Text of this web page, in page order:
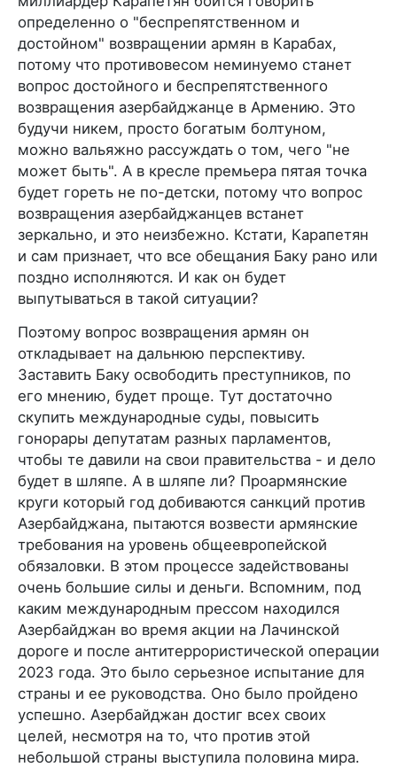
определенно о "беспрепятственном и
достойном" возвращении армян в Карабах,
потому что противовесом неминуемо станет
вопрос достойного и беспрепятственного
возвращения азербайджанце в Армению. Это
будучи никем, просто богатым болтуном,
можно вальяжно рассуждать о том, чего "не
может быть". А в кресле премьера пятая точка
будет гореть не по-детски, потому что вопрос
возвращения азербайджанцев встанет
зеркально, и это неизбежно. Кстати, Карапетян
и сам признает, что все обещания Баку рано или
поздно исполняются. И как он будет
выпутываться в такой ситуации?
Поэтому вопрос возвращения армян он
откладывает на дальнюю перспективу.
Заставить Баку освободить преступников, по
его мнению, будет проще. Тут достаточно
скупить международные суды, повысить
гонорары депутатам разных парламентов,
чтобы те давили на свои правительства - и дело
будет в шляпе. А в шляпе ли? Проармянские
круги который год добиваются санкций против
Азербайджана, пытаются возвести армянские
требования на уровень общеевропейской
обязаловки. В этом процессе задействованы
очень большие силы и деньги. Вспомним, под
каким международным прессом находился
Азербайджан во время акции на Лачинской
дороге и после антитеррористической операции
2023 года. Это было серьезное испытание для
страны и ее руководства. Оно было пройдено
успешно. Азербайджан достиг всех своих
целей, несмотря на то, что против этой
небольшой страны выступила половина мира.